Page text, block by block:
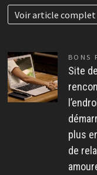
Voir article complet
BONS
Site de
plus
de